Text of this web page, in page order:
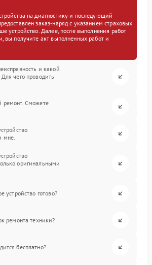
на диагностику и последующий
заказ-наряд с указанием страховых
устройство. Далее, после выполнения работ
вы получите акт выполненных работ и
и какой
чего проводить
ремонт. Сможете
мне.
оригинальными
устройство готово?
ремонта техники?
бесплатно?